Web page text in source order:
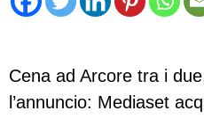
Cena ad Arcore tra i
l’annuncio: Mediaset